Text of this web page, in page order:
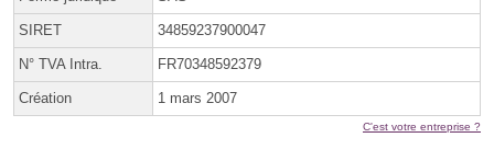
SIRET 34859237900047
N° TVA Intra. FR70348592379
Création 1 mars 2007
C'est votre entreprise ?